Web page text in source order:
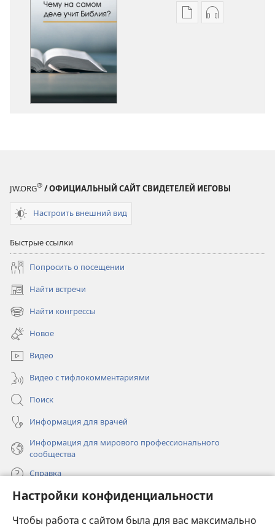
Настройки конфиденциальности
Чтобы работа с сайтом была для вас максимально
ВариантыВарианты
JW.ORG® / ОФИЦИАЛЬНЫЙ САЙТ СВИДЕТЕЛЕЙ ИЕГОВЫ
Настроить внешний вид
Быстрые ссылки
Попросить о посещении
Найти встречи
(открывается
в
новом
окне)
Найти конгрессы
(открывается
новом
окне)
Новое
Видео
Видео с тифлокомментариями
Поиск
Информация для врачей
Информация для мирового профессионального
сообщества
Справка
Пожертвования
в